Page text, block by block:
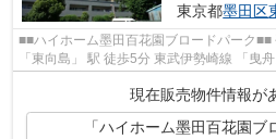
東京都墨田区
■■ハイホーム墨田百花園ブロードパーク■■ 平成16年2月完成 東武伊勢崎線
「東向島」 駅 徒歩5分 東武伊勢崎線 「曳舟」 駅 徒歩9分 管理体制良好 オー
現在販売物件情報が
「ハイホーム墨田百花園